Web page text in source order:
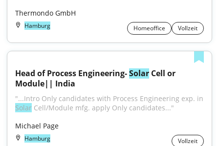
Thermondo GmbH
Hamburg Homeoffice Vollzeit
Head of Process Engineering- Solar Cell or
Module|| India
Solar Cell/Module mfg. apply Only candidates..."
Michael Page
Hamburg Vollzeit